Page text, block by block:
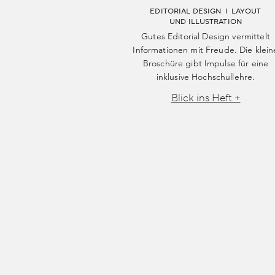
EDITORIAL DESIGN I LAYOUT
UND ILLUSTRATION
Gutes Editorial Design vermittelt
Informationen mit Freude. Die
Broschüre gibt Impulse für eine
inklusive Hochschullehre.
Blick ins Heft +